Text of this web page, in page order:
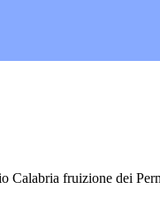
Calabria fruizione dei